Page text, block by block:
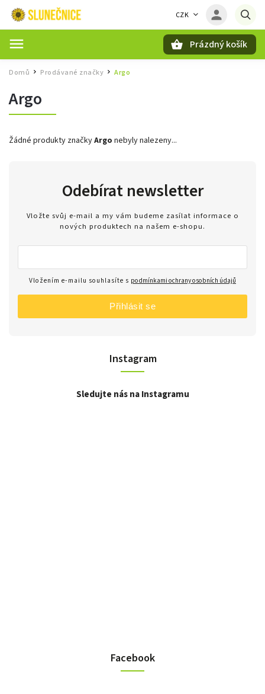
CZK
Prázdný košík
Domů / Prodávané značky / Argo
Argo
Žádné produkty značkyArgo nebyly nalezeny...
Instagram
Sledujte nás na Instagramu
Odebírat newsletter
Vložte svůj e-mail a my vám budeme zasílat informace o
nových produktech na našem e-shopu.
Vložením e-mailu souhlasíte s podmínkami ochrany osobních údajů
Přihlásit se
Facebook